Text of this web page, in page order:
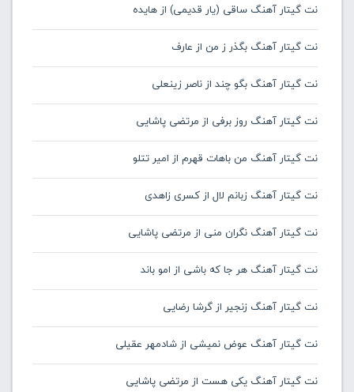
نت گیتار آهنگ ساقی (یار قدیمی) از هایده
نت گیتار آهنگ بگذر ز من از عارف
نت گیتار آهنگ بگو چند از ناصر زینعلی
نت گیتار آهنگ روز برفی از مرتضی پاشایی
نت گیتار آهنگ من باهات قهرم از امیر تتلو
نت گیتار آهنگ زبانم لال از کسری زاهدی
نت گیتار آهنگ نگران منی از مرتضی پاشایی
نت گیتار آهنگ هر جا که باشی از امو باند
نت گیتار آهنگ زنجیر از گرشا رضایی
نت گیتار آهنگ عوض نمیشی از شادمهر عقیلی
نت گیتار آهنگ یکی هست از مرتضی پاشایی